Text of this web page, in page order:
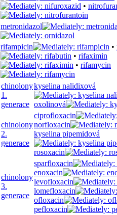
•
metronidazol
rifampicin •
• rifaximin
• rifamycin
chinolony
1.
generace
kyselina nalidixová
oxolinová
chinolony
2.
generace
ciprofloxacin
norfloxacin
kyselina pipemidová
rosoxacin
chinolony
3.
generace
sparfloxacin
enoxacin
levofloxacin
lomefloxacin
ofloxacin
pefloxacin